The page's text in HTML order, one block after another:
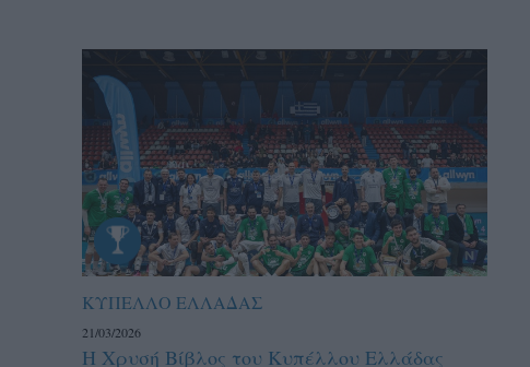
ΚΥΠΕΛΛΟ ΕΛΛΑΔΑΣ
21/03/2026
Η Χρυσή Βίβλος του Κυπέλλου Ελλάδας